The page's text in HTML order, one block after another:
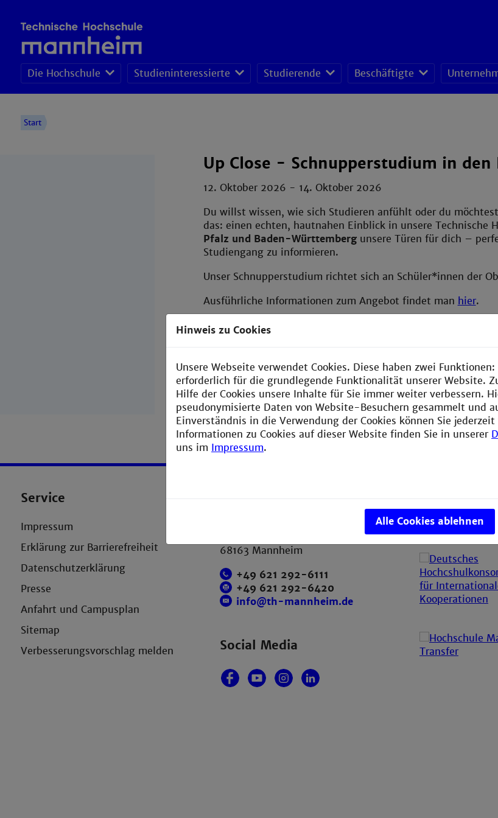
Die Hochschule Studieninteressierte Studierende Beschäftigte
Start
Up Close - Schnupperstudium in
12. Oktober 2026 - 14. Oktober 2026
Du willst wissen, wie sich Studieren anfühlt oder du
das: einen echten, hautnahen Einblick in unsere Technische
Pfalz und Baden-Württemberg unsere Türen für dich –
Studiengang zu informieren.
Unser Schnupperstudium richtet sich an Schüler*innen der
Ausführliche Informationen zum Angebot findet man hier.
« zurück
Service
Impressum
Erklärung zur Barrierefreiheit
Datenschutzerklärung
Presse
Anfahrt und Campusplan
Sitemap
Verbesserungsvorschlag melden
Technische Hochschule Mannheim
68163 Mannheim
+49 621 292-6111
+49 621 292-6420
info@th-mannheim.de
Social Media
Hinweis zu Cookies
Unsere Webseite verwendet Cookies. Diese haben zwei
erforderlich für die grundlegende Funktionalität unserer Website.
Hilfe der Cookies unsere Inhalte für Sie immer weiter verbessern.
pseudonymisierte Daten von Website-Besuchern gesammelt und
Einverständnis in die Verwendung der Cookies können Sie
Informationen zu Cookies auf dieser Website finden Sie in unserer
uns im Impressum.
Alle Cookies ablehnen